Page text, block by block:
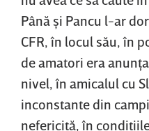
Până şi Pancu l-ar
CFR, în locul său, în
de amatori era
nivel, în amicalul cu
inconstante din
nefericită, în